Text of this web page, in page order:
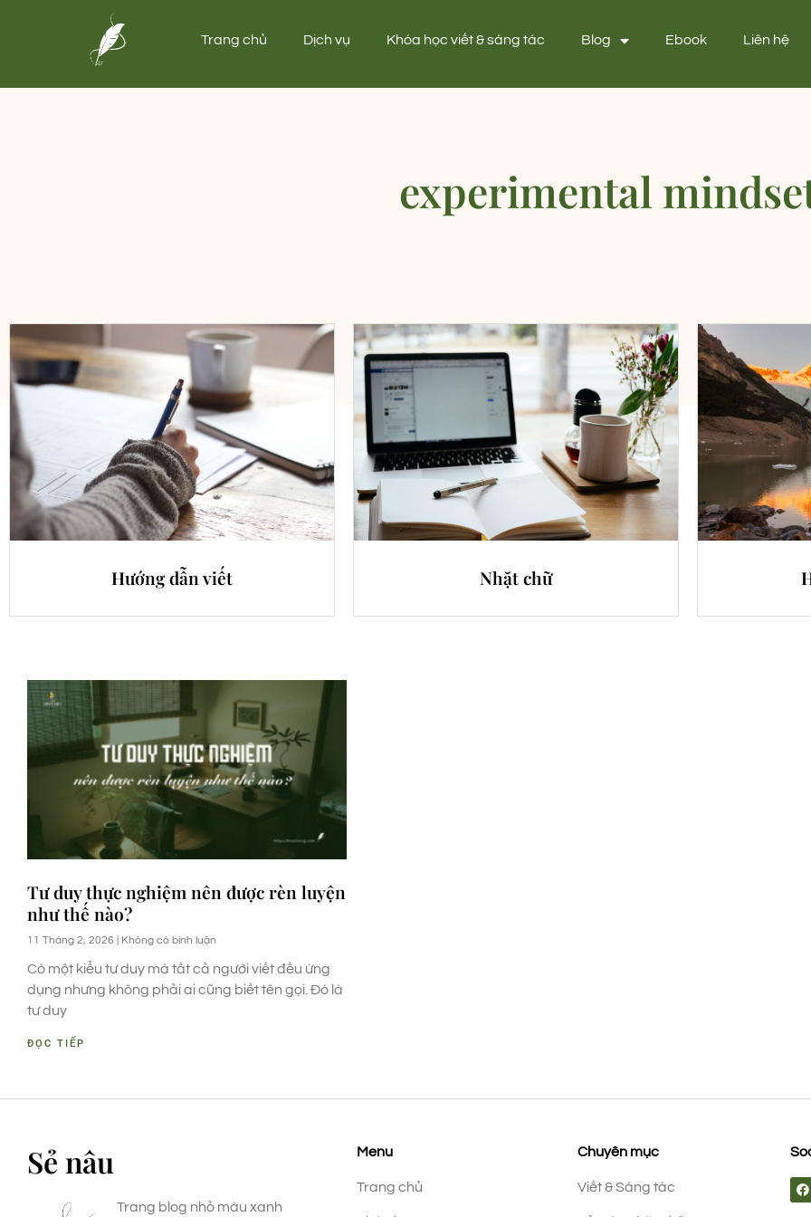
Trang chủ Dịch vụ Khóa học viết & sáng tác Blog Ebook Liên hệ
experimental
Hướng dẫn viết Nhặt chữ
Tư duy thực nghiệm nên được rèn luyện
như thế nào?
11 Tháng 2, 2026 Không có bình luận
Có một kiểu tư duy mà tất cả người viết đều ứng
dụng nhưng không phải ai cũng biết tên gọi. Đó là
tư duy
ĐỌC TIẾP
Sẻ nâu
Trang blog nhỏ màu xanh
Menu
Trang chủ
Chuyên mục
Viết & Sáng tác